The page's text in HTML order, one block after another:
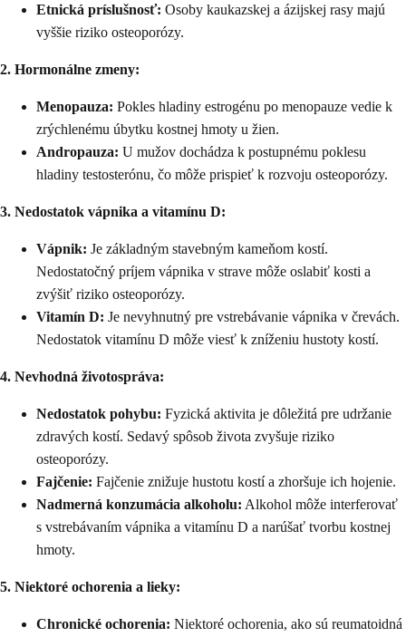
Etnická príslušnosť: Osoby kaukazskej a ázijskej rasy majú
vyššie riziko osteoporózy.
2. Hormonálne zmeny:
Menopauza: Pokles hladiny estrogénu po menopauze vedie k
zrýchlenému úbytku kostnej hmoty u žien.
Andropauza: U mužov dochádza k postupnému poklesu
hladiny testosterónu, čo môže prispieť k rozvoju osteoporózy.
3. Nedostatok vápnika a vitamínu D:
Vápnik: Je základným stavebným kameňom kostí.
Nedostatočný príjem vápnika v strave môže oslabiť kosti a
zvýšiť riziko osteoporózy.
Vitamín D: Je nevyhnutný pre vstrebávanie vápnika v črevách.
Nedostatok vitamínu D môže viesť k zníženiu hustoty kostí.
4. Nevhodná životospráva:
Nedostatok pohybu: Fyzická aktivita je dôležitá pre udržanie
zdravých kostí. Sedavý spôsob života zvyšuje riziko
osteoporózy.
Fajčenie: Fajčenie znižuje hustotu kostí a zhoršuje ich hojenie.
Nadmerná konzumácia alkoholu: Alkohol môže interferovať
s vstrebávaním vápnika a vitamínu D a narúšať tvorbu kostnej
hmoty.
5. Niektoré ochorenia a lieky:
Chronické ochorenia: Niektoré ochorenia, ako sú reumatoidná